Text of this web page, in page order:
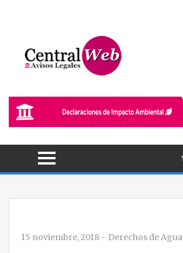
15 noviembre, 2018 - Derechos de Agua